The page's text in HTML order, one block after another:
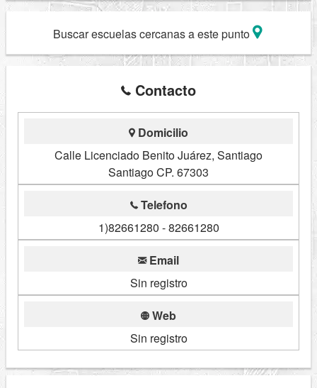
Buscar escuelas cercanas a este punto
Contacto
Domicilio
Calle Licenciado Benito Juárez, Santiago
Santiago CP. 67303
Telefono
1)82661280 - 82661280
Email
Sin registro
Web
Sin registro